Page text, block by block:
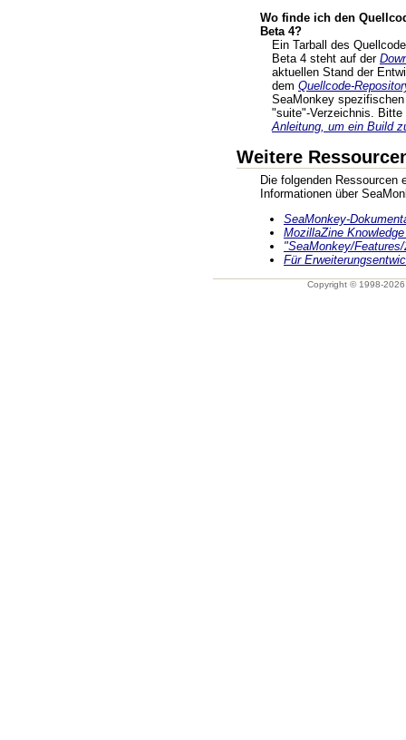
Wo finde ich den
Beta 4?
Ein Tarball des
Beta 4 steht auf der
aktuellen Stand der
dem Quellcode-
SeaMonkey
"suite"-Verzeichnis. Bitte
Anleitung, um ein Build
Weitere
Die folgenden Ressourcen
Informationen über
SeaMonkey-
MozillaZine
"SeaMonkey/
Für
Copyright © 1998-